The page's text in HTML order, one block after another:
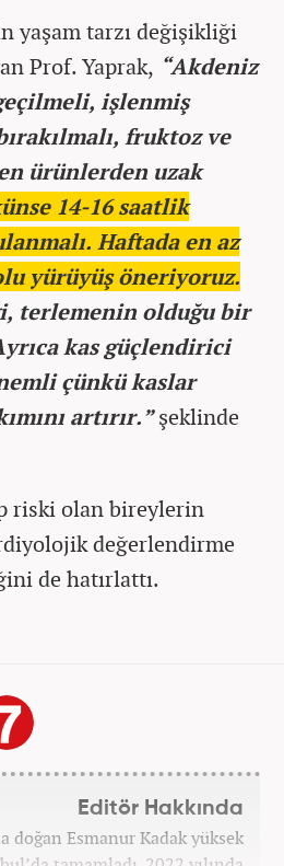
yaşam tarzı değişikliği
Prof. Yaprak, “Akdeniz
işlenmiş
fruktoz ve
ürünlerden uzak
14-16 saatlik
Haftada en az
yürüyüş öneriyoruz.
terlemenin olduğu bir
kas güçlendirici
çünkü kaslar
artırır.”şeklinde
riski olan bireylerin
değerlendirme
de hatırlattı.
Editör Hakkında
doğan Esmanur Kadak yüksek